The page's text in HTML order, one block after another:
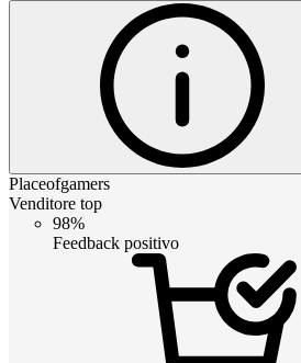
Placeofgamers
Venditore top
98%
Feedback positivo